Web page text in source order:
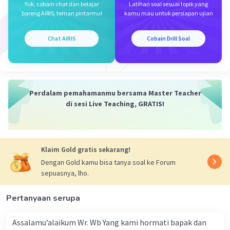
Yuk, cobain chat dan belajar
bareng AiRIS, teman pintarmu!
Chat AiRIS
Latihan soal sesuai topik yang
kamu mau untuk persiapan ujian
Cobain Drill Soal
Perdalam pemahamanmu bersama Master Teacher
di sesi Live Teaching, GRATIS!
Klaim Gold gratis sekarang!
Dengan Gold kamu bisa tanya soal ke Forum
sepuasnya, lho.
Pertanyaan serupa
Assalamu’alaikum Wr. Wb Yang kami hormati bapak dan